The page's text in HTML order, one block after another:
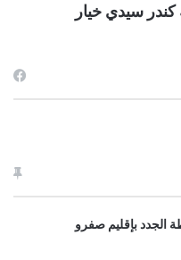
كندر سيدي خيار
الجدد بإقليم صفرو